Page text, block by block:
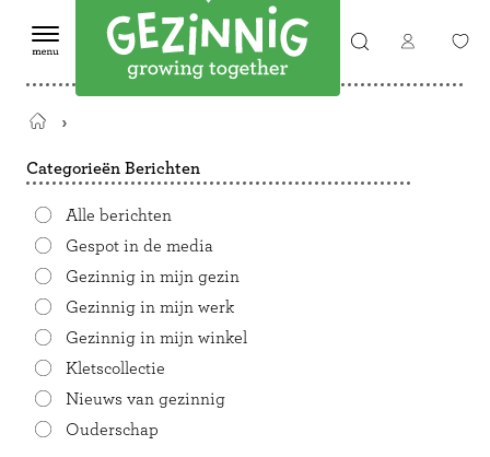
Terug
de
startpagina
Categorieën Berichten
Alle berichten
Gespot in de media
Gezinnig in mijn gezin
Gezinnig in mijn werk
Gezinnig in mijn winkel
Kletscollectie
Nieuws van gezinnig
Ouderschap